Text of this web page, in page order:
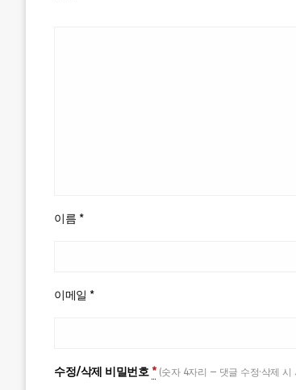
이름 *
이메일 *
수정/삭제 비밀번호 * (숫자 4자리 — 댓글 수정·삭제 시